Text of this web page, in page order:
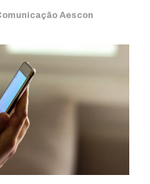
Aescon